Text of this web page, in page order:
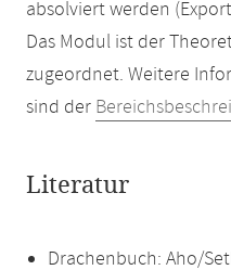
absolviert werden
Das Modul ist der
zugeordnet. Weitere
sind der
Literatur
Drachenbuch: Aho/